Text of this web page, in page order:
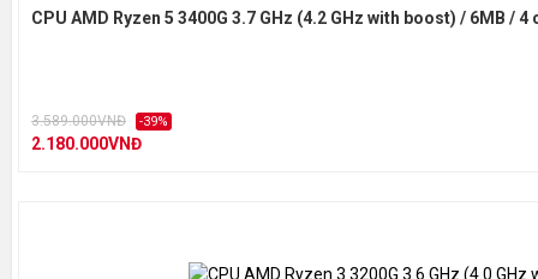
CPU AMD Ryzen 5 3400G 3.7 GHz (4.2 GHz with boost) / 6MB /
3.589.000VNĐ -39%
2.180.000VNĐ